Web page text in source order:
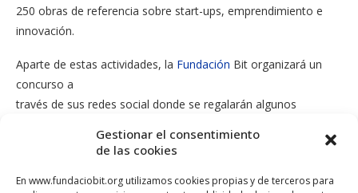
Gestionar el consentimiento
de las cookies
En www.fundaciobit.org utilizamos cookies propias y de terceros para
250 obras de referencia sobre start-ups, emprendimiento e
innovación.
Aparte de estas actividades, la Fundación Bit organizará un
concurso a
través de sus redes social donde se regalarán algunos
¡Os esperamos!y no os olvidéis
#Parcbit #DiadelLlibre.